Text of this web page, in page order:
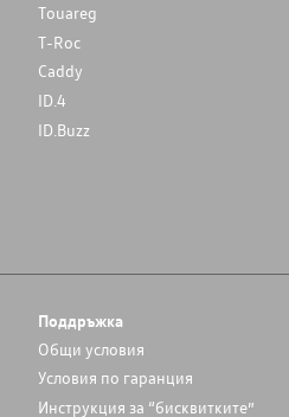
Touareg
T-Roc
Caddy
ID.4
ID.Buzz
Поддръжка
Общи условия
Условия по гаранция
Инструкция за “бисквитките”